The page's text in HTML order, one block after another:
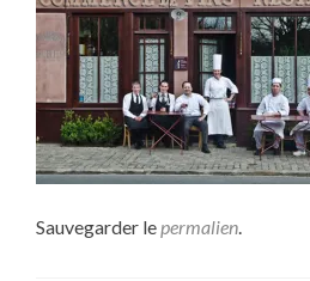
Sauvegarder lepermalien.